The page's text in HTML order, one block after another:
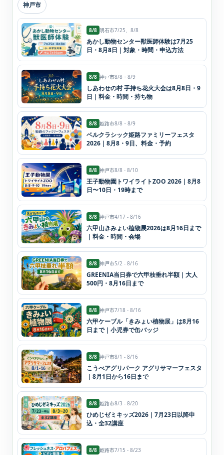
神戸市
8/8 明石市7/25、8/8
あかし動物センター獣医師体験は7月25
日・8月8日｜対象・時間・申込方法
8/8 神戸市8/8・8/9
しあわせの村 手持ち花火大会は8月8日・9
日｜料金・時間・持ち物
8/8 姫路市8/8・8/9
ベルクラシック姫路ファミリーフェスタ
2026｜8月8・9日、料金・予約
8/8 神戸市8/8 - 8/10
王子動物園トワイライトZOO 2026｜8月8
日〜10日・19時まで
8/8 神戸市4/17 - 8/16
六甲山きみょい植物展2026は8月16日まで
｜料金・時間・会場
8/8 神戸市5/2 - 8/16
GREENIA当日券で六甲枝垂れ半額｜大人
500円・8月16日まで
8/8 神戸市7/18 - 8/16
六甲ケーブル「きみょい植物展」は8月16
日まで｜小児券で缶バッジ
8/8 神戸市8/1 - 8/16
こうべアグリパーク アグリサマーフェスタ
｜8月1日から16日まで
8/8 姫路市8/3 - 8/20
ひめじゼミキッズ2026｜7月23日以降申
込・全32講座
8/8 姫路市7/15 - 8/23